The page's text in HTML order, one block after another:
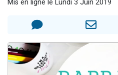
Il reste 49
Mis en ligne le Lundi 3 Juin 2019